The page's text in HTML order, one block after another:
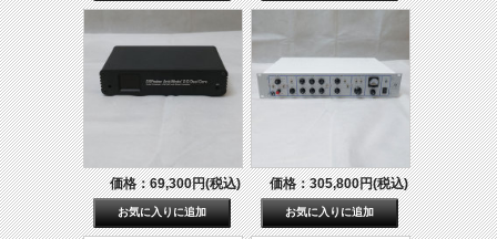
価格：69,300円(税込) 価格：305,800円(税込)